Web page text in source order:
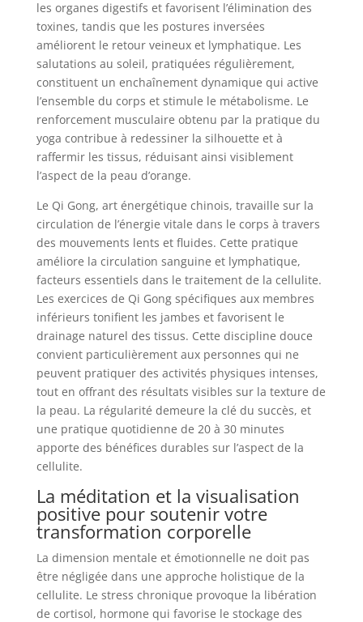
les organes digestifs et favorisent l’élimination des
toxines, tandis que les postures inversées
améliorent le retour veineux et lymphatique. Les
salutations au soleil, pratiquées régulièrement,
constituent un enchaînement dynamique qui active
l’ensemble du corps et stimule le métabolisme. Le
renforcement musculaire obtenu par la pratique du
yoga contribue à redessiner la silhouette et à
raffermir les tissus, réduisant ainsi visiblement
l’aspect de la peau d’orange.
Le Qi Gong, art énergétique chinois, travaille sur la
circulation de l’énergie vitale dans le corps à travers
des mouvements lents et fluides. Cette pratique
améliore la circulation sanguine et lymphatique,
facteurs essentiels dans le traitement de la cellulite.
Les exercices de Qi Gong spécifiques aux membres
inférieurs tonifient les jambes et favorisent le
drainage naturel des tissus. Cette discipline douce
convient particulièrement aux personnes qui ne
peuvent pratiquer des activités physiques intenses,
tout en offrant des résultats visibles sur la texture de
la peau. La régularité demeure la clé du succès, et
une pratique quotidienne de 20 à 30 minutes
apporte des bénéfices durables sur l’aspect de la
cellulite.
La méditation et la visualisation
positive pour soutenir votre
transformation corporelle
La dimension mentale et émotionnelle ne doit pas
être négligée dans une approche holistique de la
cellulite. Le stress chronique provoque la libération
de cortisol, hormone qui favorise le stockage des